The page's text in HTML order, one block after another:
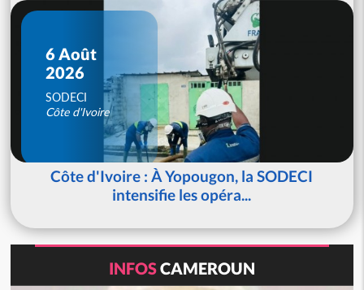
6 Août
2026
SODECI
Côte d'Ivoire
Côte d'Ivoire : À Yopougon, la SODECI
intensifie les opéra...
INFOSCAMEROUN